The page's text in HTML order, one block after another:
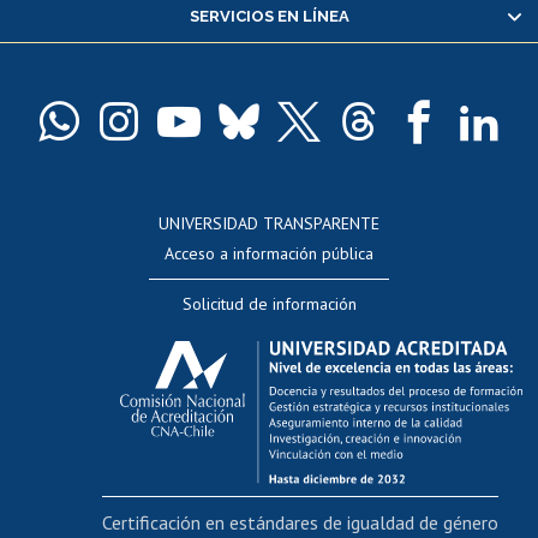
Pago de arancel y crédito alumnos
Docentes
Evaluación docente
Calificación académica
Postulación al AUCAI
Funcionarias/os
Cursos internos de capacitación
Bienestar del personal
Portal de movilidad interna
SERVICIOS EN LÍNEA
UNIVERSIDAD TRANSPARENTE
Acceso a información pública
Solicitud de información
Certificación en estándares de igualdad de género